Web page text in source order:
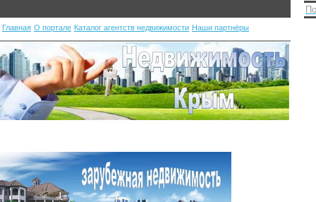
Главная О портале Каталог агентств недвижимости Наши партнёры